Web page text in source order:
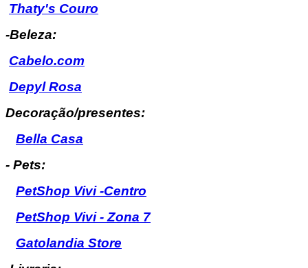
Thaty's Couro
-Beleza:
Cabelo.com
Depyl Rosa
Decoração/presentes:
Bella Casa
- Pets:
PetShop Vivi -Centro
PetShop Vivi - Zona 7
Gatolandia Store